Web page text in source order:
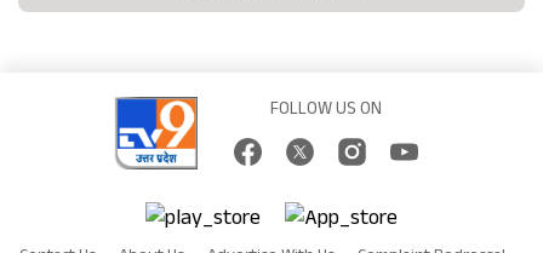
FOLLOW US ON